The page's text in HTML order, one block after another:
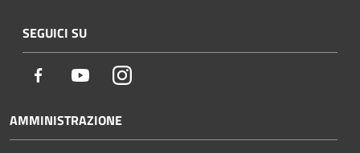
SEGUICI SU
Facebook YoutubeInstagram
AMMINISTRAZIONE